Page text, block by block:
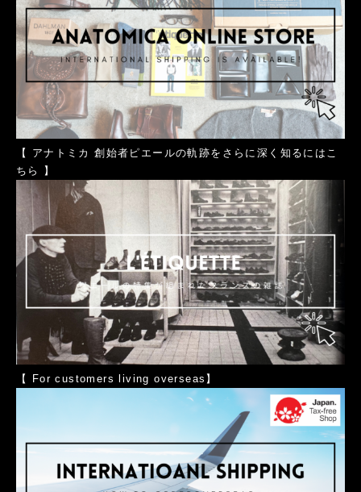
【 アナトミカ 創始者ピエールの軌跡をさらに深く知るにはこ
ちら
】
【 For customers living overseas 】